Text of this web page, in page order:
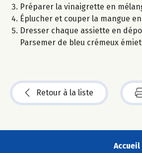
Préparer la vinaigrette en
Éplucher et couper la mangue
Dresser chaque assiette en
Parsemer de bleu crémeux
Retour à la liste
Accueil